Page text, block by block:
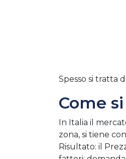
Spesso si tratta
Come
In Italia il
zona, si tiene
Risultato: il